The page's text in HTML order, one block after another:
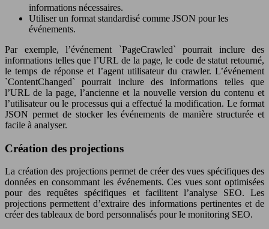
informations nécessaires.
Utiliser un format standardisé comme JSON pour les
événements.
Par exemple, l’événement `PageCrawled` pourrait inclure des
informations telles que l’URL de la page, le code de statut retourné,
le temps de réponse et l’agent utilisateur du crawler. L’événement
`ContentChanged` pourrait inclure des informations telles que
l’URL de la page, l’ancienne et la nouvelle version du contenu et
l’utilisateur ou le processus qui a effectué la modification. Le format
JSON permet de stocker les événements de manière structurée et
facile à analyser.
Création des projections
La création des projections permet de créer des vues spécifiques des
données en consommant les événements. Ces vues sont optimisées
pour des requêtes spécifiques et facilitent l’analyse SEO. Les
projections permettent d’extraire des informations pertinentes et de
créer des tableaux de bord personnalisés pour le monitoring SEO.